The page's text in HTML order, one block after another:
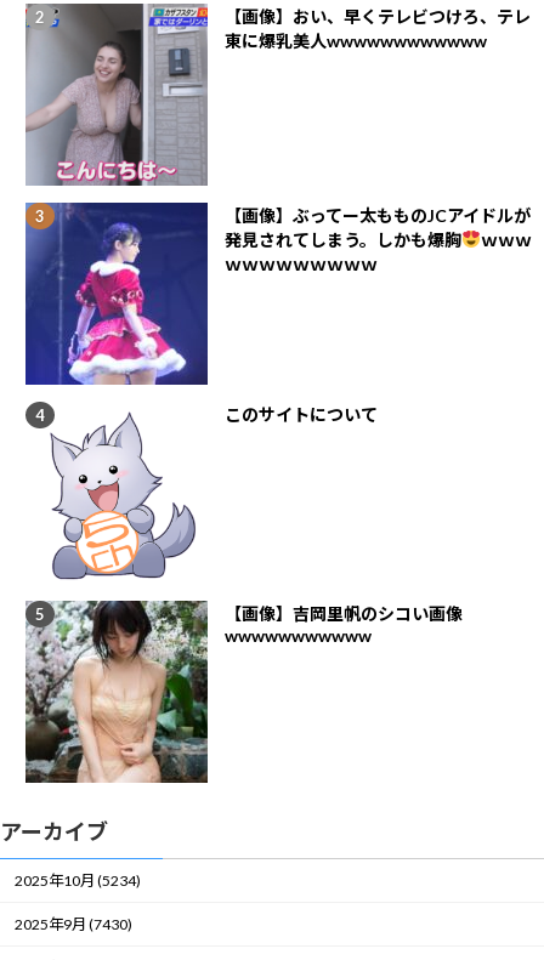
【画像】おい、早くテレビつけろ、テレ
東に爆乳美人wwwwwwwwwwww
【画像】ぶってー太もものJCアイドルが
発見されてしまう。しかも爆胸
ｗｗｗ
ｗｗｗｗｗｗｗｗｗ
このサイトについて
【画像】吉岡里帆のシコい画像
wwwwwwwwwww
アーカイブ
2025年10月 (5234)
2025年9月 (7430)